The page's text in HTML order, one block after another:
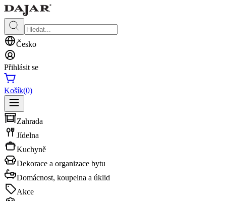
Česko
Přihlásit se
Košík(0)
Zahrada
Jídelna
Kuchyně
Dekorace a organizace bytu
Domácnost, koupelna a úklid
Akce